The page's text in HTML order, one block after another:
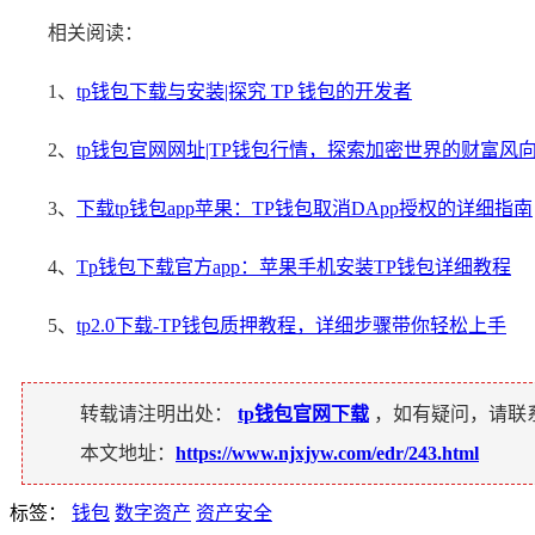
相关阅读：
1、 tp钱包下载与安装|探究 TP 钱包的开发者
2、 tp钱包官网网址|TP钱包行情，探索加密世界的财富风
3、 下载tp钱包app苹果：TP钱包取消DApp授权的详细指南
4、 Tp钱包下载官方app：苹果手机安装TP钱包详细教程
5、 tp2.0下载-TP钱包质押教程，详细步骤带你轻松上手
转载请注明出处： tp钱包官网下载 ，如有疑问，请联
本文地址： https://www.njxjyw.com/edr/243.html
标签： 钱包 数字资产 资产安全